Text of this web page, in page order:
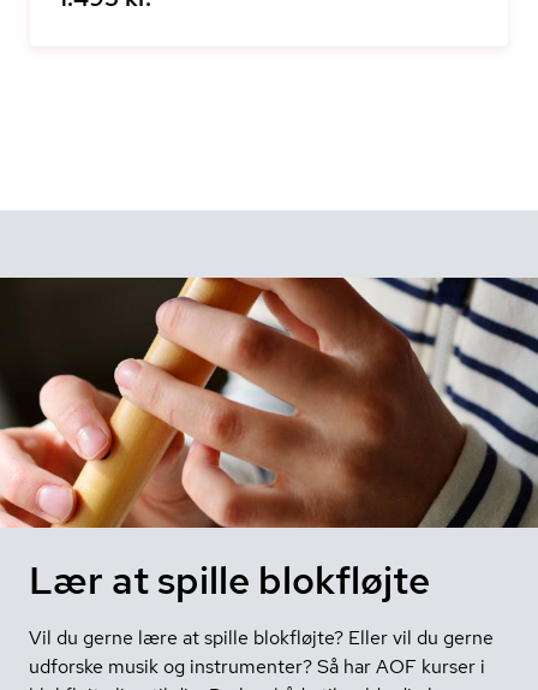
Lær at spille blokfløjte
Vil du gerne lære at spille blokfløjte? Eller vil du gerne
udforske musik og instrumenter? Så har AOF kurser i